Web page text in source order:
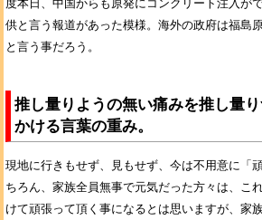
度本日、中国からも原発にコンクリート注入が
供と言う報道があった模様。海外の政府は福島
と言う事だろう。
推し量りようの無い痛みを推し量
かける言葉の重み。
現地に行きもせず、見もせず、今は不用意に「
ちろん、家族全員無事で元気だった方々は、こ
けて頑張って頂く事になるとは思いますが、家